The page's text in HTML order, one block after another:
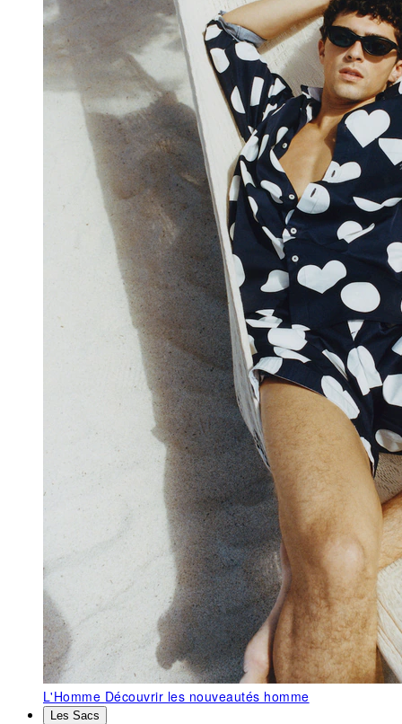
L'Homme Découvrir les nouveautés homme
Les Sacs